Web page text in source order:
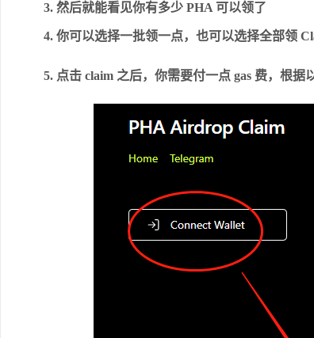
然后就能看见你有多少 PHA 可以领了
你可以选择一批领一点，也可以选择全部领
点击 claim 之后，你需要付一点 gas 费，根据